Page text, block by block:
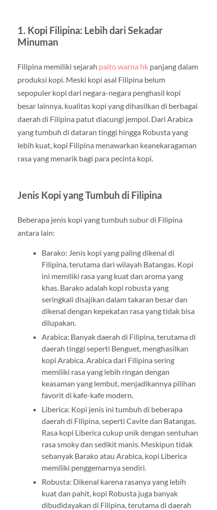
1. Kopi Filipina: Lebih dari Sekadar
Minuman
Filipina memiliki sejarah paito warna hkpanjang dalam
produksi kopi. Meski kopi asal Filipina belum
sepopuler kopi dari negara-negara penghasil kopi
besar lainnya, kualitas kopi yang dihasilkan di berbagai
daerah di Filipina patut diacungi jempol. Dari Arabica
yang tumbuh di dataran tinggi hingga Robusta yang
lebih kuat, kopi Filipina menawarkan keanekaragaman
rasa yang menarik bagi para pecinta kopi.
Jenis Kopi yang Tumbuh di Filipina
Beberapa jenis kopi yang tumbuh subur di Filipina
antara lain:
Barako: Jenis kopi yang paling dikenal di
Filipina, terutama dari wilayah Batangas. Kopi
ini memiliki rasa yang kuat dan aroma yang
khas. Barako adalah kopi robusta yang
seringkali disajikan dalam takaran besar dan
dikenal dengan kepekatan rasa yang tidak bisa
dilupakan.
Arabica: Banyak daerah di Filipina, terutama di
daerah tinggi seperti Benguet, menghasilkan
kopi Arabica. Arabica dari Filipina sering
memiliki rasa yang lebih ringan dengan
keasaman yang lembut, menjadikannya pilihan
favorit di kafe-kafe modern.
Liberica: Kopi jenis ini tumbuh di beberapa
daerah di Filipina, seperti Cavite dan Batangas.
Rasa kopi Liberica cukup unik dengan sentuhan
rasa smoky dan sedikit manis. Meskipun tidak
sebanyak Barako atau Arabica, kopi Liberica
memiliki penggemarnya sendiri.
Robusta: Dikenal karena rasanya yang lebih
kuat dan pahit, kopi Robusta juga banyak
dibudidayakan di Filipina, terutama di daerah